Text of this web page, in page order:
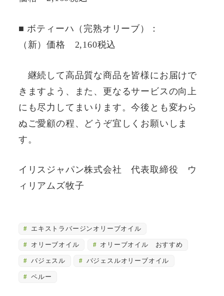
■ ボティーハ（完熟オリーブ）：
（新）価格 2,160税込
継続して高品質な商品を皆様にお届けで
きますよう、また、更なるサービスの向上
にも尽力してまいります。今後とも変わら
ぬご愛顧の程、どうぞ宜しくお願いしま
す。
イリスジャパン株式会社 代表取締役 ウ
ィリアムズ牧子
エキストラバージンオリーブオイル
オリーブオイル オリーブオイル おすすめ
バジェスル バジェスルオリーブオイル
ペルー